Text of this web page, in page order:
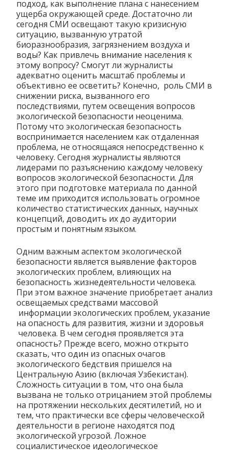
подход, как выполнение плана с нанесением
ущерба окружающей среде. Достаточно ли
сегодня СМИ освещают такую кризисную
ситуацию, вызванную утратой
биоразнообразия, загрязнением воздуха и
воды? Как привлечь внимание населения к
этому вопросу? Смогут ли журналисты
адекватно оценить масштаб проблемы и
объективно ее осветить? Конечно, роль СМИ в
снижении риска, вызванного его
последствиями, путем освещения вопросов
экологической безопасности неоценима.
Потому что экологическая безопасность
воспринимается населением как отдаленная
проблема, не относящаяся непосредственно к
человеку. Сегодня журналисты являются
лидерами по разъяснению каждому человеку
вопросов экологической безопасности. Для
этого при подготовке материала по данной
теме им приходится использовать огромное
количество статистических данных, научных
концепций, доводить их до аудитории
простым и понятным языком.
Одним важным аспектом экологической
безопасности является выявление факторов
экологических проблем, влияющих на
безопасность жизнедеятельности человека.
При этом важное значение приобретает анализ
освещаемых средствами массовой
информации экологических проблем, указание
на опасность для развития, жизни и здоровья
человека. В чем сегодня проявляется эта
опасность? Прежде всего, можно открыто
сказать, что один из опасных очагов
экологического бедствия пришелся на
Центральную Азию (включая Узбекистан).
Сложность ситуации в том, что она была
вызвана не только отрицанием этой проблемы
на протяжении нескольких десятилетий, но и
тем, что практически все сферы человеческой
деятельности в регионе находятся под
экологической угрозой. Ложное
социалистическое идеологическое